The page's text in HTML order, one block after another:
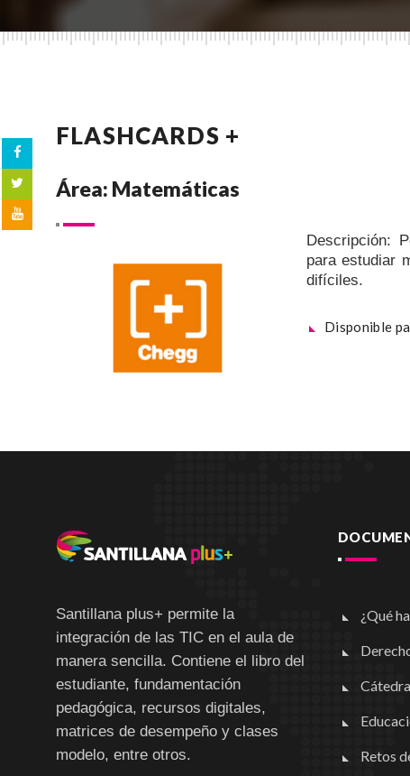
FLASHCARDS +
Área: Matemáticas
Descripción:
para estudiar
difíciles.
Disponible
Santillana plus+ permite la
integración de las TIC en el aula de
manera sencilla. Contiene el libro del
estudiante, fundamentación
pedagógica, recursos digitales,
matrices de desempeño y clases
modelo, entre otros.
¿Qué
Retos